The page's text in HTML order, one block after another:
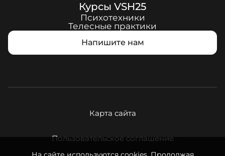
Курсы VSH25
Психотехники
Телесные практики
Напишите нам
Карта сайта
Пользовательское соглашение